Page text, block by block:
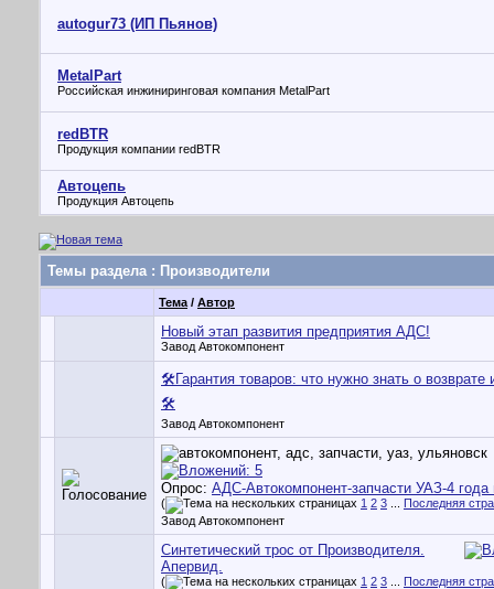
autogur73 (ИП Пьянов)
MetalPart
Российская инжиниринговая компания MetalPart
redBTR
Продукция компании redBTR
Автоцепь
Продукция Автоцепь
Темы раздела: Производители
Тема / Автор
Новый этап развития предприятия АДС!
Завод Автокомпонент
🛠Гарантия товаров: что нужно знать о возврате
🛠
Завод Автокомпонент
Опрос: АДС-Автокомпонент-запчасти УАЗ-4 года
( 1 2 3
Последняя
Завод Автокомпонент
Синтетический трос от Производителя.
Апервид.
( 1 2 3
Последняя